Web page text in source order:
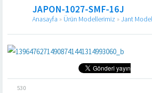
JAPON-1027-SMF-16J
Anasayfa » Ürün Modellerimiz » Jant
530